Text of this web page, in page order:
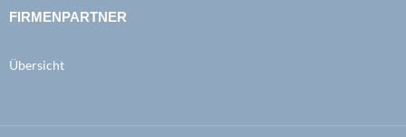
FIRMENPARTNER
Übersicht